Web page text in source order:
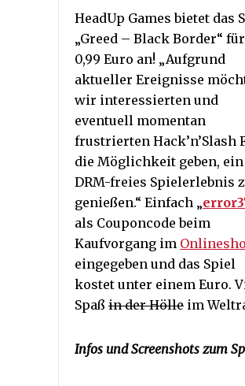
HeadUp Games bietet das
„Greed – Black Border“
0,99 Euro an! „Aufgrund
aktueller Ereignisse
wir interessierten und
eventuell momentan
frustrierten Hack’n’Slash
die Möglichkeit geben, ein
DRM-freies Spielerlebnis
genießen.“ Einfach „
als Couponcode beim
Kaufvorgang im
eingegeben und das Spiel
kostet unter einem Euro.
Spaß in der Hölle im
Infos und Screenshots zum